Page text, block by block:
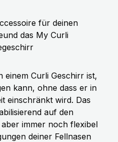
für deinen
das My Curli
einem Curli Geschirr ist,
kann, ohne dass er in
einschränkt wird. Das
auf den
immer noch flexibel
deiner Fellnasen